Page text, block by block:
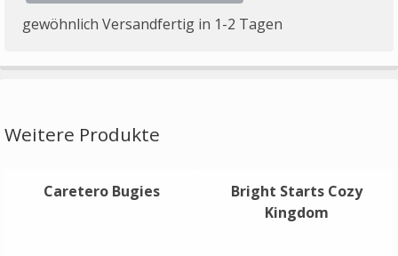
gewöhnlich Versandfertig in 1-2 Tagen
Weitere Produkte
Caretero Bugies
Bright Starts Cozy
Kingdom